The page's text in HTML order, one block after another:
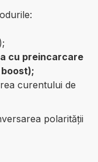
cu preincarcare
boost);
curentului de
polarităţii